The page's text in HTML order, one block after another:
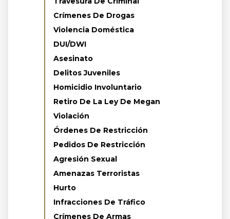
Crímenes De Drogas
Violencia Doméstica
DUI/DWI
Asesinato
Delitos Juveniles
Homicidio Involuntario
Retiro De La Ley De Megan
Violación
Órdenes De Restricción
Pedidos De Restricción
Agresión Sexual
Amenazas Terroristas
Hurto
Infracciones De Tráfico
Crímenes De Armas